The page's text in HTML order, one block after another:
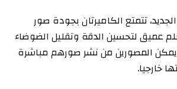
تتمتع الكاميرتان بجودة صور
عميق لتحسين الدقة وتقليل الضوضاء
يمكن المصورين من نشر صورهم مباشرة
خارجيا.